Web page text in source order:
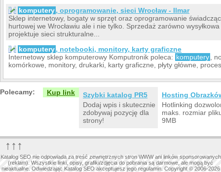
komputery, oprogramowanie, sieci Wrocław - Ilmar
Sklep internetowy, bogaty w sprzęt oraz oprogramowanie
hurtowej we Wrocławiu ale i nie tylko. Sprzedaż zarówno
projektuje sieci strukturalne...
komputery, notebooki, monitory, karty graficzne
Internetowy sklep komputerowy Komputronik poleca: komputery
,
komórkowe, monitory, drukarki, karty graficzne, płyty główne,
Polecamy: Kup link
Szybki katalog PR5
Dodaj wpis i skutecznie
zdobywaj pozycję dla
strony!
Hosting
Hotlinking
maks. rozmiar
9MB
↑↑↑
Katalog SEO nie odpowiada za treść zewnętrznych stron WWW ani linków sponsorowanych
(reklam). Wszystkie linki, opisy, grafiki/zdjęcia do pobrania są darmowe, ale mogą być
nieaktualne. Odwiedzając Katalog SEO akceptujesz jego regulamin. Copyright © 2006-2026